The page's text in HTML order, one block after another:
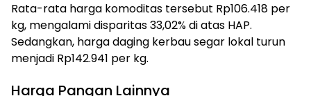
Rata-rata harga komoditas tersebut Rp106.418 per
kg, mengalami disparitas 33,02% di atas HAP.
Sedangkan, harga daging kerbau segar lokal turun
menjadi Rp142.941 per kg.
Harga Pangan Lainnya